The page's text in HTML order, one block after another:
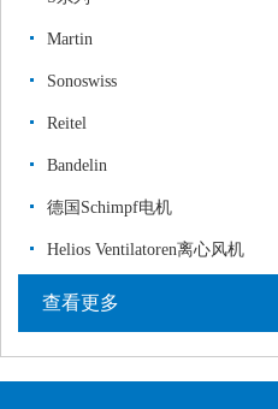
Martin
Sonoswiss
Reitel
Bandelin
德国Schimpf电机
Helios Ventilatoren离心风机
查看更多